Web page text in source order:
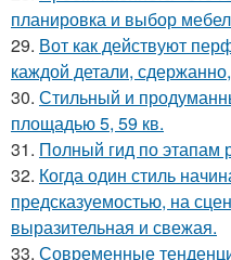
планировка и выбор
29. Вот как действуют
каждой детали,
30. Стильный и
площадью 5, 59 кв.
31. Полный гид по этапам
32. Когда один стиль
предсказуемостью, на
выразительная и свежая.
33. Современные